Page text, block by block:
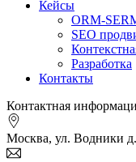
Кейсы
ORM-
SEO
Разработка
Контакты
Контактная
Москва, ул. Водники